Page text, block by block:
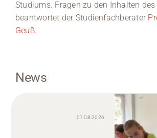
Studiums. Fragen zu den Inhalten
beantwortet der Studienfachberater
Geuß.
News
07.08.2026